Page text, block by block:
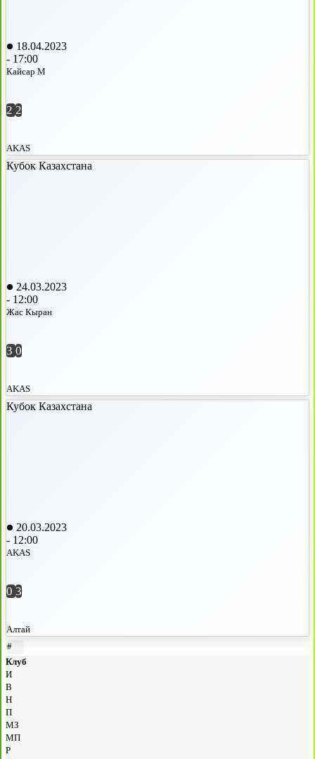
18.04.2023
- 17:00
Кайсар М
2 2
AKAS
Кубок Казахстана
24.03.2023
- 12:00
Жас Кыран
3 0
AKAS
Кубок Казахстана
20.03.2023
- 12:00
AKAS
0 3
Алтай
#
Клуб
И
В
Н
П
МЗ
МП
Р